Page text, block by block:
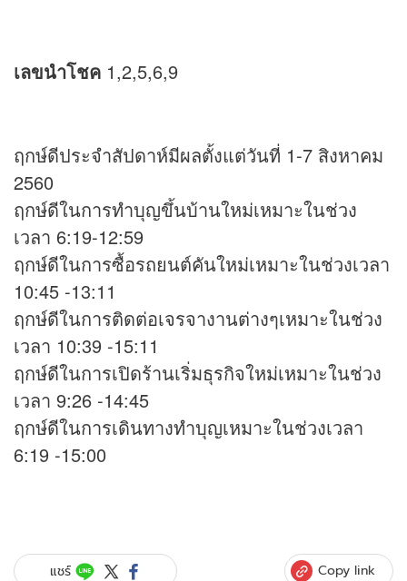
เลขนำโชค 1,2,5,6,9
ฤกษ์ดีประจำสัปดาห์มีผลตั้งแต่วันที่ 1-7 สิงหาคม
2560
ฤกษ์ดีในการทำบุญขึ้นบ้านใหม่เหมาะในช่วง
เวลา 6:19-12:59
ฤกษ์ดีในการซื้อรถยนต์คันใหม่เหมาะในช่วงเวลา
10:45 -13:11
ฤกษ์ดีในการติดต่อเจรจางานต่างๆเหมาะในช่วง
เวลา 10:39 -15:11
ฤกษ์ดีในการเปิดร้านเริ่มธุรกิจใหม่เหมาะในช่วง
เวลา 9:26 -14:45
ฤกษ์ดีในการเดินทางทำบุญเหมาะในช่วงเวลา
6:19 -15:00
แชร์ Copy link